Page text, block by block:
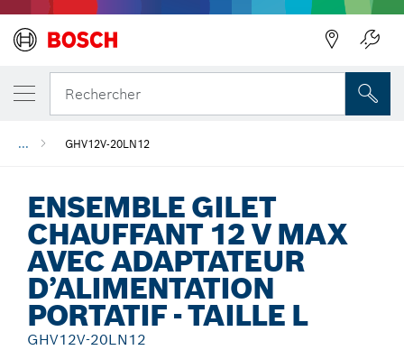
Rechercher
... GHV12V-20LN12
ENSEMBLE GILET
CHAUFFANT 12 V MAX
AVEC ADAPTATEUR
D’ALIMENTATION
PORTATIF - TAILLE L
GHV12V-20LN12